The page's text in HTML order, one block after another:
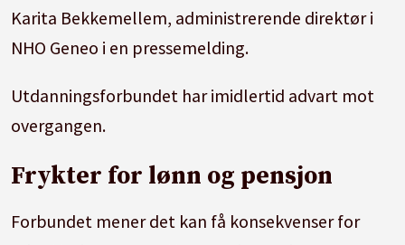
Karita Bekkemellem, administrerende direktør i
NHO Geneo i en pressemelding.
Utdanningsforbundet har imidlertid advart mot
overgangen.
Frykter for lønn og pensjon
Forbundet mener det kan få konsekvenser for